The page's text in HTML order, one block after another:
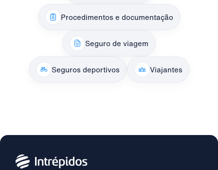
Procedimentos e documentação
Seguro de viagem
Seguros deportivos Viajantes